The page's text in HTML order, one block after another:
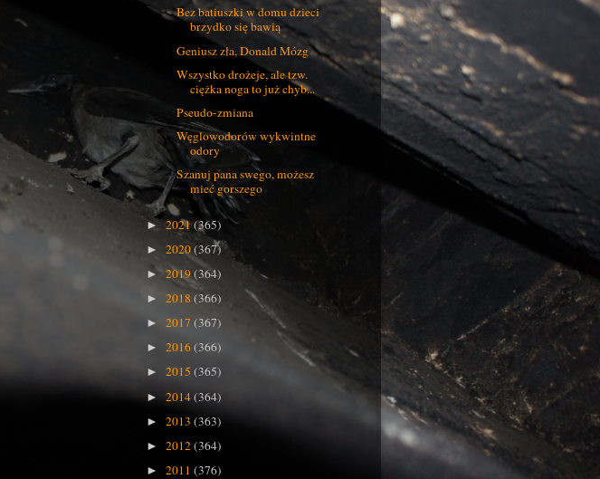
Bez batiuszki w domu dzieci
brzydko się bawią
Geniusz zła, Donald Mózg
Wszystko drożeje, ale tzw.
ciężka noga to już chyb...
Pseudo-zmiana
Węglowodorów wykwintne
odory
Szanuj pana swego, możesz
mieć gorszego
►2021(365)
► 2020(367)
► 2019(364)
► 2018 (366)
► 2017 (367)
► 2016(366)
► 2015 (365)
► 2014(364)
► 2013 (363)
► 2012(364)
► 2011 (376)